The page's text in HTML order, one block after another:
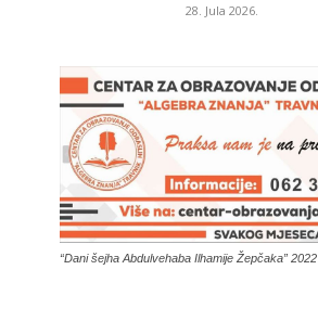
28. Jula 2026.
“Dani šejha Abdulvehaba Ilhamije Žepčaka” 2022